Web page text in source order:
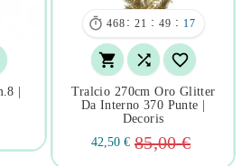
|
 468 : 21 : 49 : 16
  
Tralcio 270cm Oro Glitter
Da Interno 370 Punte |
Decoris
42,50 € 85,00 €